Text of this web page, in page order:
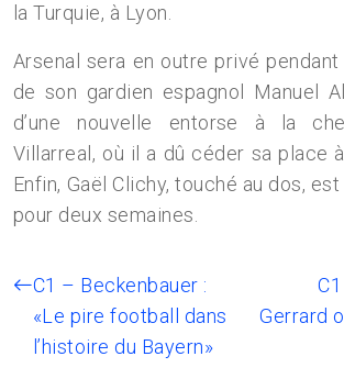
la Turquie, à Lyon.
Arsenal sera en outre privé
de son gardien espagnol Manuel
d’une nouvelle entorse à la
Villarreal, où il a dû céder sa place
Enfin, Gaël Clichy, touché au dos,
pour deux semaines.
C1 – Beckenbauer :
«Le pire football dans
l’histoire du Bayern»
Gerrard